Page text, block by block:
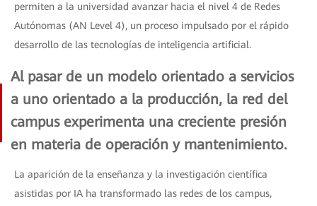
permiten a la universidad avanzar hacia el nivel 4 de Redes
Autónomas (AN Level 4), un proceso impulsado por el rápido
desarrollo de las tecnologías de inteligencia artificial.
Al pasar de un modelo orientado a servicios
a uno orientado a la producción, la red del
campus experimenta una creciente presión
en materia de operación y mantenimiento.
La aparición de la enseñanza y la investigación científica
asistidas por IA ha transformado las redes de los campus,